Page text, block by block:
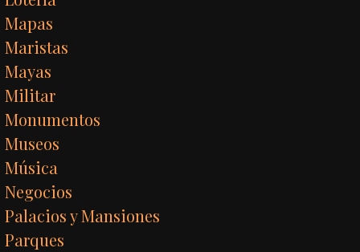
Mapas
Maristas
Mayas
Militar
Monumentos
Museos
Música
Negocios
Palacios y Mansiones
Parques